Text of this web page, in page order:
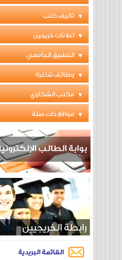
تاليف كتب
اعلانات خريجين
التطبيق الجامعي
وظائف شاغرة
مكتب الشكاوي
مواقع ذات صلة